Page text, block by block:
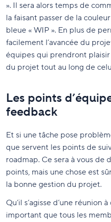
». Il sera alors temps de
la faisant passer de la
bleue « WIP ». En plus de
facilement l’avancée du
équipes qui prendront
du projet tout au long de
Les points
feedback
Et si une tâche pose
que servent les points de
roadmap. Ce sera à vous de
points, mais une chose est
la bonne gestion du projet.
Qu’il s’agisse d’une réunion
important que tous les